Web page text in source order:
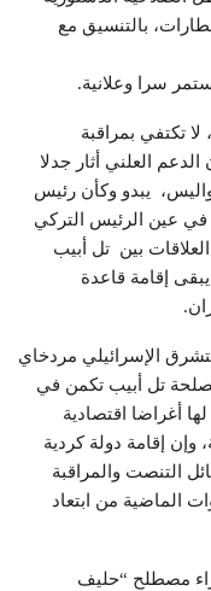
بالتنسيق مع
سرا وعلانية.
تكتفي بمراقبة
العلني أثار جدلا
يبدو وكأن رئيس
في عين الرئيس التركي
بين تل أبيب
إقامة قاعدة
الإسرائيلي مردخاي
مصلحة تل أبيب تكمن في
أغراضا اقتصادية
وإن إقامة دولة كردية
التنصت والمراقبة
الماضية من ابتعاد
مصطلح “حليف